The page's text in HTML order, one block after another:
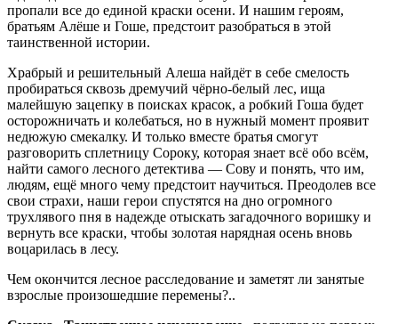
пропали все до единой краски осени. И нашим героям,
братьям Алёше и Гоше, предстоит разобраться в этой
таинственной истории.
Храбрый и решительный Алеша найдёт в себе смелость
пробираться сквозь дремучий чёрно-белый лес, ища
малейшую зацепку в поисках красок, а робкий Гоша будет
осторожничать и колебаться, но в нужный момент проявит
недюжую смекалку. И только вместе братья смогут
разговорить сплетницу Сороку, которая знает всё обо всём,
найти самого лесного детектива — Сову и понять, что им,
людям, ещё много чему предстоит научиться. Преодолев все
свои страхи, наши герои спустятся на дно огромного
трухлявого пня в надежде отыскать загадочного воришку и
вернуть все краски, чтобы золотая нарядная осень вновь
воцарилась в лесу.
Чем окончится лесное расследование и заметят ли занятые
взрослые произошедшие перемены?..